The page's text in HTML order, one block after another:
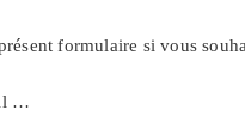
formulaire si vous
…